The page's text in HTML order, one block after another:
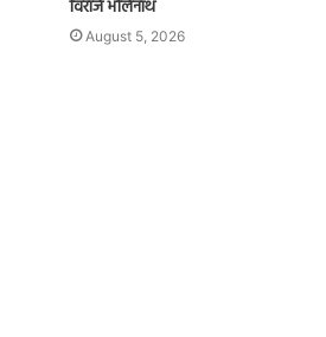
विराजे भोलेनाथ
August 5, 2026